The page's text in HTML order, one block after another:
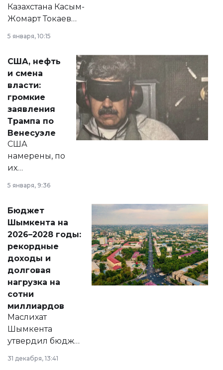
Казахстана Касым-
Жомарт Токаев
сразу несколько
актуальных тем —
от слухов о
политических
реформах до
вопросов армии,
экономики и
личного здоровья.
5 января, 10:15
США, нефть
и смена
власти:
громкие
заявления
Трампа по
Венесуэле
США
намерены, по
их
принести
народу
Венесуэлы.
5 января, 9:36
Бюджет
Шымкента на
2026–2028 годы:
рекордные
доходы и
долговая
нагрузка на
сотни
миллиардов
Маслихат
Шымкента
утвердил бюджет
города на 2026–
2028 годы.
31 декабря, 13:41